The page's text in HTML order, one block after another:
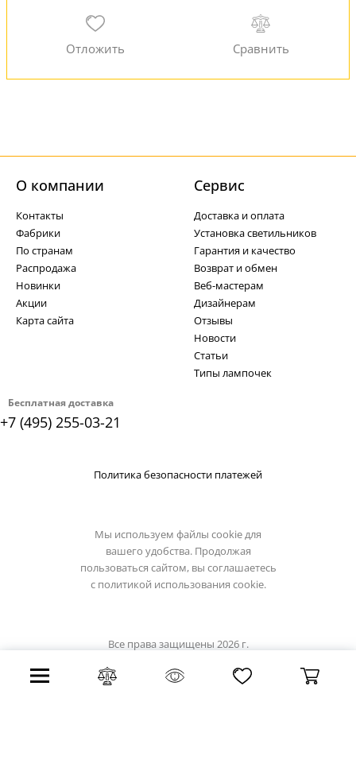
Бесплатная доставка
+7 (495) 255-03-21
О компании
Контакты
Фабрики
По странам
Распродажа
Новинки
Акции
Карта сайта
Cервис
Доставка и оплата
Установка светильников
Гарантия и качество
Возврат и обмен
Веб-мастерам
Дизайнерам
Отзывы
Новости
Статьи
Типы лампочек
Политика безопасности платежей
Мы используем файлы cookie для
вашего удобства. Продолжая
пользоваться сайтом, вы соглашаетесь
с политикой использования cookie.
Все права защищены 2026 г.